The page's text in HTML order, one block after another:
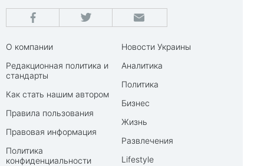
О компании
Редакционная политика и
стандарты
Как стать нашим автором
Правила пользования
Правовая информация
Политика
конфиденциальности
Новости Украины
Аналитика
Политика
Бизнес
Жизнь
Развлечения
Lifestyle